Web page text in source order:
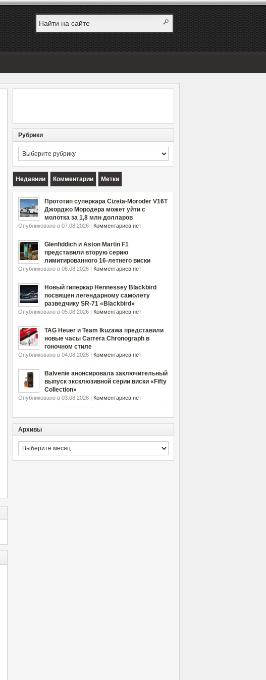
Рубрики
Рубрики
Недавнии Комментарии Метки
Прототип суперкара Cizeta-Moroder V16T
Джорджо Мородера может уйти с
молотка за 1,8 млн долларов
Опубликовано в 07.08.2026 | Комментариев нет
Glenfiddich и Aston Martin F1
представили вторую серию
лимитированного 16-летнего виски
Опубликовано в 06.08.2026 | Комментариев нет
Новый гиперкар Hennessey Blackbird
посвящен легендарному самолету
разведчику SR-71 «Blackbird»
Опубликовано в 05.08.2026 | Комментариев нет
TAG Heuer и Team Ikuzawa представили
новые часы Carrera Chronograph в
гоночном стиле
Опубликовано в 04.08.2026 | Комментариев нет
Balvenie анонсировала заключительный
выпуск эксклюзивной серии виски «Fifty
Collection»
Опубликовано в 03.08.2026 | Комментариев нет
Архивы
Архивы